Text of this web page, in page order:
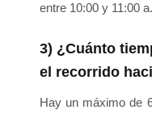
entre 10:00 y 11:00
3) ¿Cuánto
el recorrido
Hay un máximo de